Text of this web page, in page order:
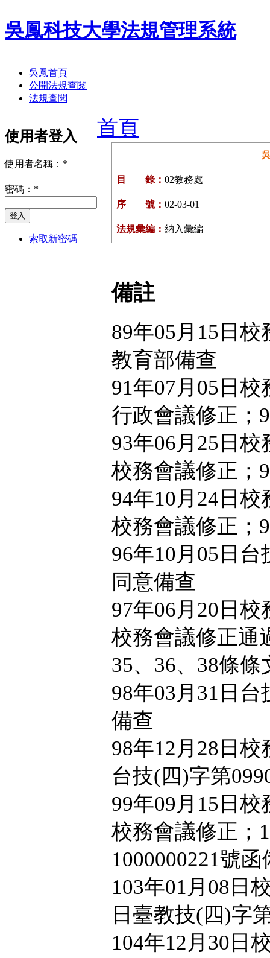
吳鳳科技大學法規管理系統
吳鳳首頁
公開法規查閱
法規查閱
使用者登入
使用者名稱： *
密碼： *
索取新密碼
首頁
目 錄： 02教務處
序 號： 02-03-01
法規彙編： 納入彙編
備註
89年05月15日
教育部備查
91年07月05日
行政會議修正；
93年06月25日
校務會議修正；
94年10月24日
校務會議修正；
96年10月05日台
同意備查
97年06月20日
校務會議修正通
35、36、38條條
98年03月31日台
備查
98年12月28日
台技(四)字第
99年09月15日
校務會議修正；
1000000221號函
103年01月08日
日臺教技(四)字
104年12月30日